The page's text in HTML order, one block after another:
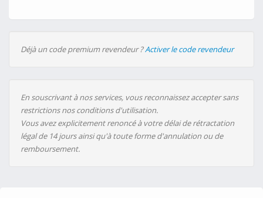
Déjà un code premium revendeur ?Activer le code revendeur
En souscrivant à nos services, vous reconnaissez accepter sans
restrictions nos conditions d'utilisation.
Vous avez explicitement renoncé à votre délai de rétractation
légal de 14 jours ainsi qu'à toute forme d'annulation ou de
remboursement.